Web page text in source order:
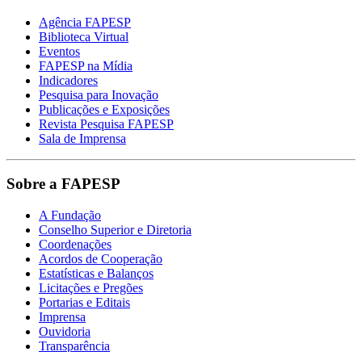
Agência FAPESP
Biblioteca Virtual
Eventos
FAPESP na Mídia
Indicadores
Pesquisa para Inovação
Publicações e Exposições
Revista Pesquisa FAPESP
Sala de Imprensa
Sobre a FAPESP
A Fundação
Conselho Superior e Diretoria
Coordenações
Acordos de Cooperação
Estatísticas e Balanços
Licitações e Pregões
Portarias e Editais
Imprensa
Ouvidoria
Transparência